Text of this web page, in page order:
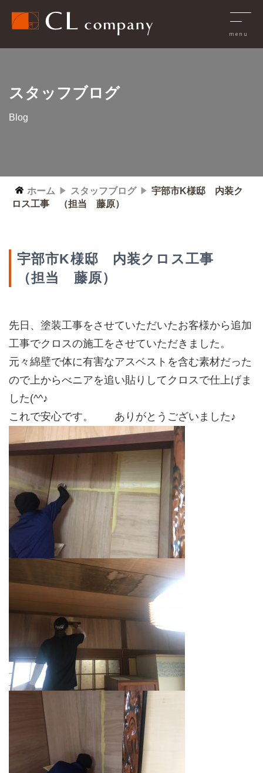
スタッフブログ
Blog
ホーム スタッフブログ
宇部市K様邸 内装ク
ロス工事 （担当 藤原）
宇部市K様邸 内装クロス工事
（担当 藤原）
先日、塗装工事をさせていただいたお客様から追加
工事でクロスの施工をさせていただきました。
元々綿壁で体に有害なアスベストを含む素材だった
ので上からべニアを追い貼りしてクロスで仕上げま
した(^^♪
これで安心です。 ありがとうございました♪